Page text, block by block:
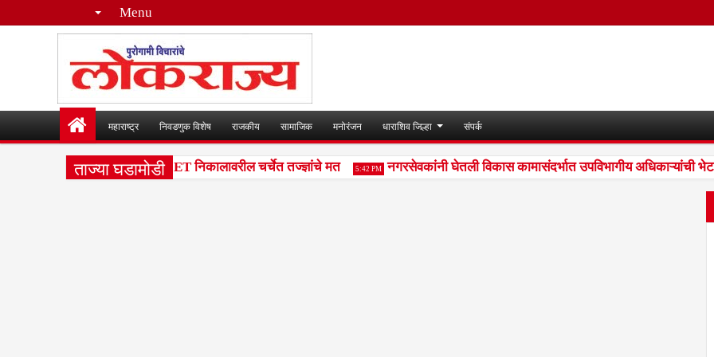
Menu
महाराष्ट्र निवडणुक विशेष राजकीय सामाजिक मनोरंजन धाराशिव जिल्हा संपर्क
ताज्या घडामोडी
फरक समजून घेणे गरजेचे; CET निकालावरील चर्चेत तज्ज्ञांचे मत 5:42 PM नगरसेवकांनी घेतली विकास कामासंदर्भात उपविभागीय अधिकाऱ्यांची भेट